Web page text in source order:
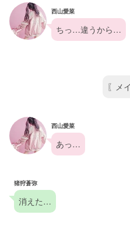
西山愛菜
ちっ…違うから…
〖メ
西山愛菜
あっ…
猪狩蒼弥
消えた…